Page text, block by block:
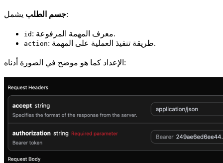
جسم الطلبيشمل:
id : معرف المهمة المرفوعة.
action : طريقة تنفيذ العملية على المهمة.
الإعداد كما هو موضح في الصورة أدناه: